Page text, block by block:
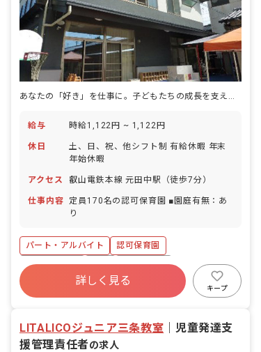
あなたの「好き」を仕事に。子どもたちの成長を支える喜びを、ここで一緒に見つけませんか？
給与 時給1,122円 ~ 1,122円
休日
土、日、祝、他シフト制 有給休暇 年末
年始休暇
アクセス 叡山電鉄本線 元田中駅（徒歩7分）
仕事内容
定員170名の認可保育園 ■園庭有無：あ
り
パート・アルバイト
認可保育園
社会保険完備
有給
退職金制度
産休育休制度詳しく見る
キープ
LITALICOジュニア三条教室
児童発達支
援管理責任者の求人